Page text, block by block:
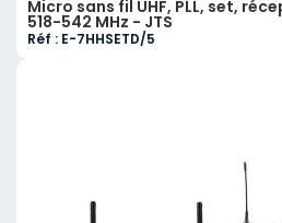
Micro sans fil UHF, PLL, set,
518-542 MHz - JTS
Réf : E-7HHSETD/5